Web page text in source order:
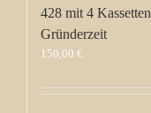
428 mit 4 Kassetten
Gründerzeit
150,00 €